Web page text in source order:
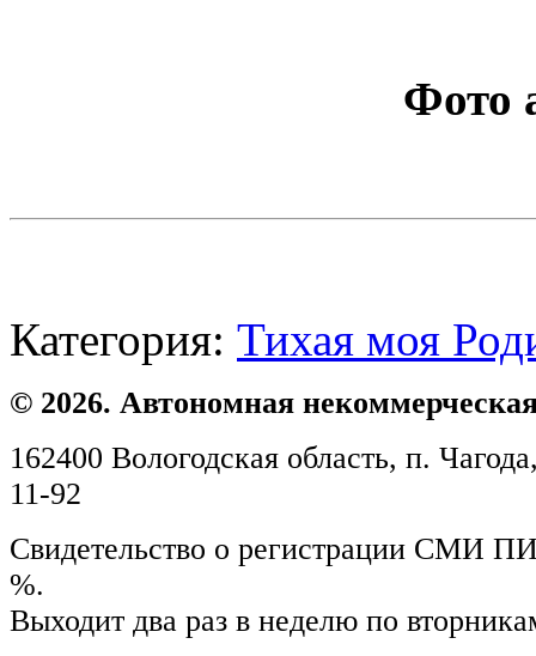
Фото
Категория: Тихая моя
© 2026. Автономная
162400 Вологодская область, п.
11-92
Свидетельство о регистрации СМИ
%.
Выходит два раз в неделю по